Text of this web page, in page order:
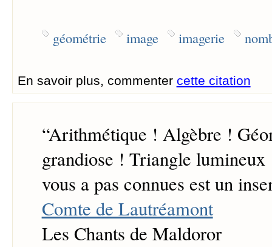
géométrie image imagerie
En savoir plus, commenter cette citation
“Arithmétique ! Algèbre !
grandiose ! Triangle
vous a pas connues est un
Comte de Lautréamont
Les Chants de Maldoror